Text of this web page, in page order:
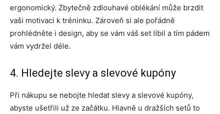
ergonomický. Zbytečně zdlouhavé oblékání může brzdit
vaši motivaci k tréninku. Zároveň si ale pořádně
prohlédněte i design, aby se vám váš set líbil a tím pádem
vám vydržel déle.
4. Hledejte slevy a slevové kupóny
Při nákupu se nebojte hledat slevy a slevové kupóny,
abyste ušetřili už ze začátku. Hlavně u dražších setů to